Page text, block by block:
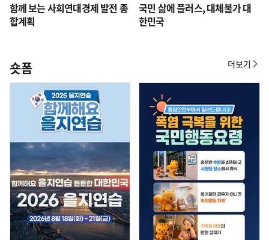
함께 보는 사회연대경제 발전 종
합계획
국민 삶에 플러스, 대체불가 대
한민국
숏폼 더보기